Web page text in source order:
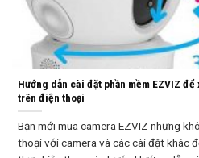
Hướng dẫn cài đặt phần mềm EZVIZ
trên điện thoại
Bạn mới mua camera EZVIZ nhưng
thoại với camera và các cài đặt khác